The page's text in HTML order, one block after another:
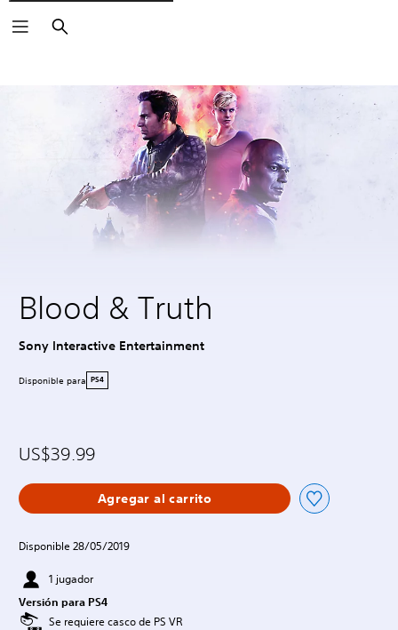
Buscar
Blood & Truth
Sony Interactive Entertainment
Disponible para PS4
US$39.99
Agregar al carrito
Disponible 28/05/2019
1 jugador
Versión para PS4
Se requiere casco de PS VR